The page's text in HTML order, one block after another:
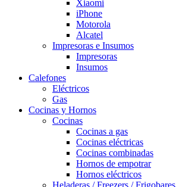
Xiaomi
iPhone
Motorola
Alcatel
Impresoras e Insumos
Impresoras
Insumos
Calefones
Eléctricos
Gas
Cocinas y Hornos
Cocinas
Cocinas a gas
Cocinas eléctricas
Cocinas combinadas
Hornos de empotrar
Hornos eléctricos
Heladeras / Freezers / Frigobares